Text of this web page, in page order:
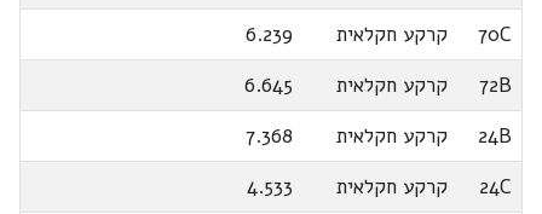
70C
קרקע חקלאית
6.239
72B
קרקע חקלאית
6.645
24B
קרקע חקלאית
7.368
24C
קרקע חקלאית
4.533